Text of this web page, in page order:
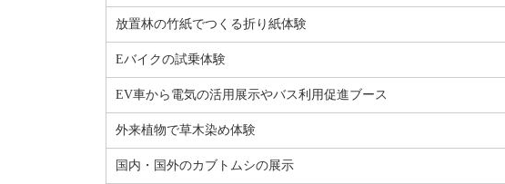
放置林の竹紙でつくる折り紙体験
Eバイクの試乗体験
EV車から電気の活用展示やバス利用促進ブース
外来植物で草木染め体験
国内・国外のカブトムシの展示